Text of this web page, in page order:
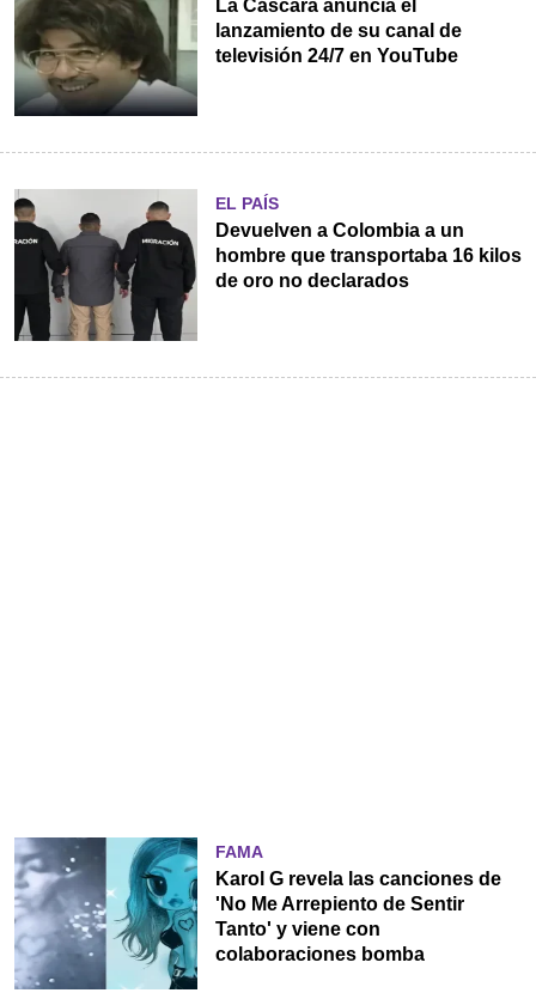
La Cáscara anuncia el
lanzamiento de su canal de
televisión 24/7 en YouTube
EL PAÍS
Devuelven a Colombia a un
hombre que transportaba 16 kilos
de oro no declarados
FAMA
Karol G revela las canciones de
'No Me Arrepiento de Sentir
Tanto' y viene con
colaboraciones bomba